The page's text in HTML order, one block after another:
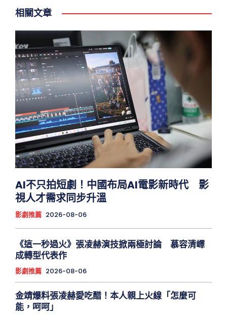
相關文章
AI不只拍短劇！中國布局AI電影新時代 影
視人才需求同步升溫
影劇推薦 2026-08-06
《這一秒過火》張凌赫演技掀兩極討論 慕容清嶧
成轉型代表作
影劇推薦 2026-08-06
金靖爆料張凌赫愛吃醋！本人親上火線「怎麼可
能，呵呵」